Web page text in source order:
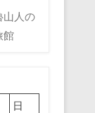
山人の
館
日